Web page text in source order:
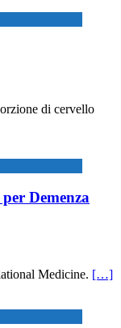
di cervello
Demenza
Medicine. […]